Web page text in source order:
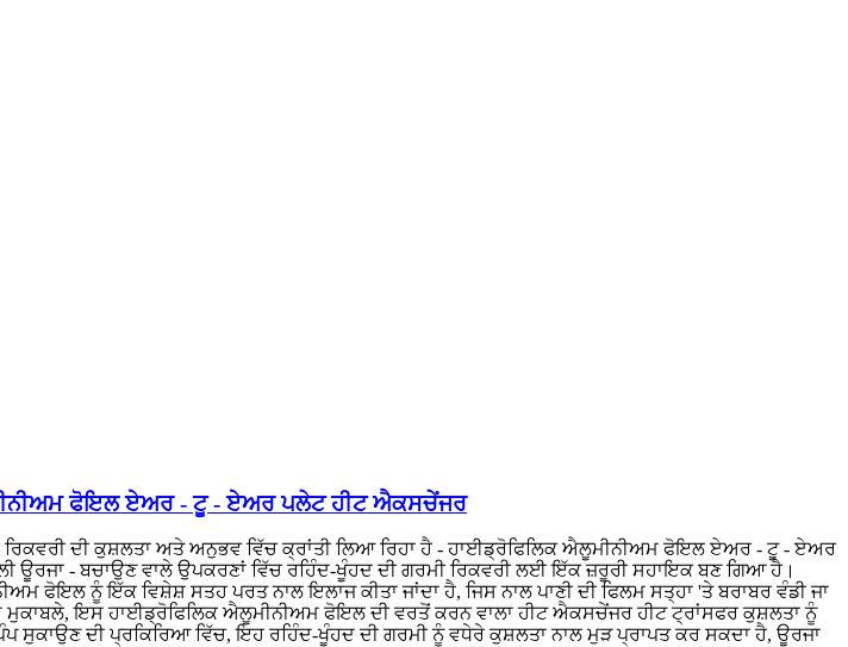
ਫੋਇਲ ਏਅਰ - ਟੂ - ਏਅਰ ਪਲੇਟ ਹੀਟ ਐਕਸਚੇਂਜਰ
ਦੀ ਕੁਸ਼ਲਤਾ ਅਤੇ ਅਨੁਭਵ ਵਿੱਚ ਕ੍ਰਾਂਤੀ ਲਿਆ ਰਿਹਾ ਹੈ - ਹਾਈਡ੍ਰੋਫਿਲਿਕ ਐਲੂਮੀਨੀਅਮ ਫੋਇਲ ਏਅਰ - ਟੂ - ਏਅਰ
- ਬਚਾਉਣ ਵਾਲੇ ਉਪਕਰਣਾਂ ਵਿੱਚ ਰਹਿੰਦ-ਖੂੰਹਦ ਦੀ ਗਰਮੀ ਰਿਕਵਰੀ ਲਈ ਇੱਕ ਜ਼ਰੂਰੀ ਸਹਾਇਕ ਬਣ ਗਿਆ ਹੈ।
ਨੂੰ ਇੱਕ ਵਿਸ਼ੇਸ਼ ਸਤਹ ਪਰਤ ਨਾਲ ਇਲਾਜ ਕੀਤਾ ਜਾਂਦਾ ਹੈ, ਜਿਸ ਨਾਲ ਪਾਣੀ ਦੀ ਫਿਲਮ ਸਤ੍ਹਾ 'ਤੇ ਬਰਾਬਰ ਵੰਡੀ ਜਾ
ਇਸ ਹਾਈਡ੍ਰੋਫਿਲਿਕ ਐਲੂਮੀਨੀਅਮ ਫੋਇਲ ਦੀ ਵਰਤੋਂ ਕਰਨ ਵਾਲਾ ਹੀਟ ਐਕਸਚੇਂਜਰ ਹੀਟ ਟ੍ਰਾਂਸਫਰ ਕੁਸ਼ਲਤਾ ਨੂੰ
ਸੁਕਾਉਣ ਦੀ ਪ੍ਰਕਿਰਿਆ ਵਿੱਚ, ਇਹ ਰਹਿੰਦ-ਖੂੰਹਦ ਦੀ ਗਰਮੀ ਨੂੰ ਵਧੇਰੇ ਕੁਸ਼ਲਤਾ ਨਾਲ ਮੁੜ ਪ੍ਰਾਪਤ ਕਰ ਸਕਦਾ ਹੈ, ਊਰਜਾ